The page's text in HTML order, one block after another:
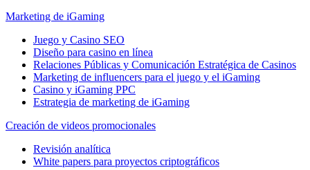
Marketing de iGaming
Juego y Casino SEO
Diseño para casino en línea
Relaciones Públicas y Comunicación Estratégica de Casinos
Marketing de influencers para el juego y el iGaming
Casino y iGaming PPC
Estrategia de marketing de iGaming
Creación de videos promocionales
Revisión analítica
White papers para proyectos criptográficos